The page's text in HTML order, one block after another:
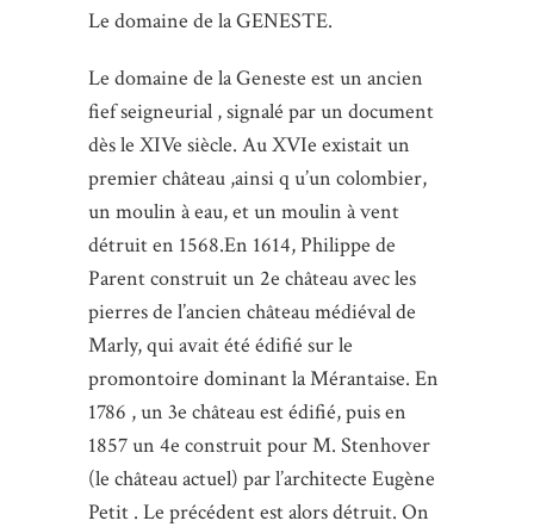
Le domaine de la GENESTE.
Le domaine de la Geneste est un ancien
fief seigneurial , signalé par un document
dès le XIVe siècle. Au XVIe existait un
premier château ,ainsi q u’un colombier,
un moulin à eau, et un moulin à vent
détruit en 1568.En 1614, Philippe de
Parent construit un 2e château avec les
pierres de l’ancien château médiéval de
Marly, qui avait été édifié sur le
promontoire dominant la Mérantaise. En
1786 , un 3e château est édifié, puis en
1857 un 4e construit pour M. Stenhover
(le château actuel) par l’architecte Eugène
Petit . Le précédent est alors détruit. On